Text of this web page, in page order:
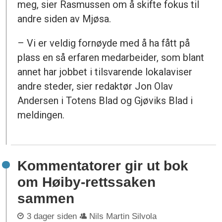
meg, sier Rasmussen om å skifte fokus til
andre siden av Mjøsa.
– Vi er veldig fornøyde med å ha fått på
plass en så erfaren medarbeider, som blant
annet har jobbet i tilsvarende lokalaviser
andre steder, sier redaktør Jon Olav
Andersen i Totens Blad og Gjøviks Blad i
meldingen.
Kommentatorer gir ut bok
om Høiby-rettssaken
sammen
3 dager siden Nils Martin Silvola